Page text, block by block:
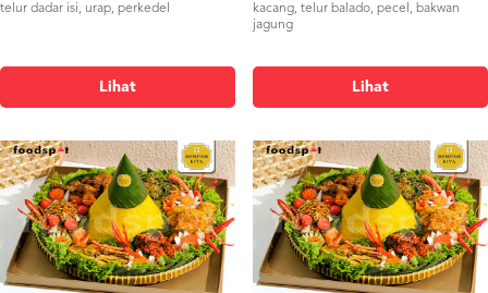
telur dadar isi, urap, perkedel
Lihat
kacang, telur balado, pecel, bakwan
jagung
Lihat